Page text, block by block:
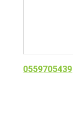
0559705439